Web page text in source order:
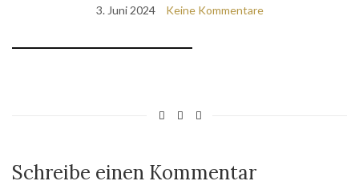
3. Juni 2024 Keine Kommentare
Schreibe einen Kommentar